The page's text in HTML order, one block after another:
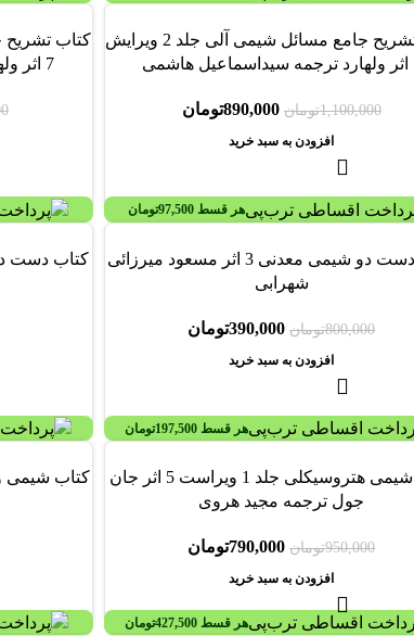
کتاب تشریح جامع مسائل شیمی آلی جلد 2 ویرایش
1,100,000تومان 890,000تومان
افزودن به سبد خرید
7 اثر ولهارد ترجمه سیداسماعیل هاشمی
هر قسط97,500تومان
کتاب دست دو شیمی معدنی 3 اثر مسعود میرزائی
شهرابی
800,000تومان 390,000تومان
افزودن به سبد خرید
کتاب دست دو
هر قسط197,500تومان
کتاب شیمی هتروسیکلی جلد 1 ویراست 5 اثر جان
جول ترجمه مجید هروی
950,000تومان 790,000تومان
افزودن به سبد خرید
هر قسط427,500تومان